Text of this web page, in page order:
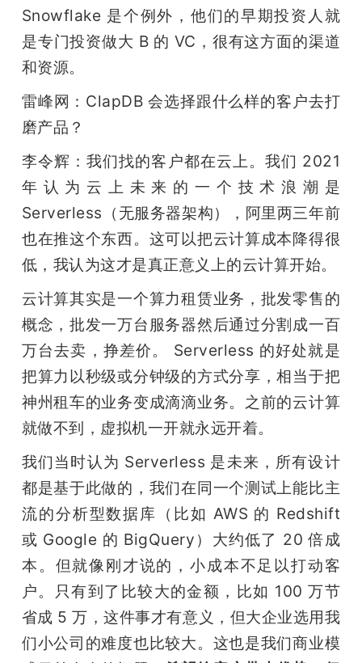
Snowflake 是个例外，他们的早期投资人就
是专门投资做大 B 的 VC，很有这方面的渠道
和资源。
雷峰网：ClapDB 会选择跟什么样的客户去打
磨产品？
李令辉：我们找的客户都在云上。我们 2021
年认为云上未来的一个技术浪潮是
Serverless（无服务器架构），阿里两三年前
也在推这个东西。这可以把云计算成本降得很
低，我认为这才是真正意义上的云计算开始。
云计算其实是一个算力租赁业务，批发零售的
概念，批发一万台服务器然后通过分割成一百
万台去卖，挣差价。 Serverless 的好处就是
把算力以秒级或分钟级的方式分享，相当于把
神州租车的业务变成滴滴业务。之前的云计算
就做不到，虚拟机一开就永远开着。
我们当时认为 Serverless 是未来，所有设计
都是基于此做的，我们在同一个测试上能比主
流的分析型数据库（比如 AWS 的 Redshift
或 Google 的 BigQuery）大约低了 20 倍成
本。但就像刚才说的，小成本不足以打动客
户。只有到了比较大的金额，比如 100 万节
省成 5 万，这件事才有意义，但大企业选用我
们小公司的难度也比较大。这也是我们商业模